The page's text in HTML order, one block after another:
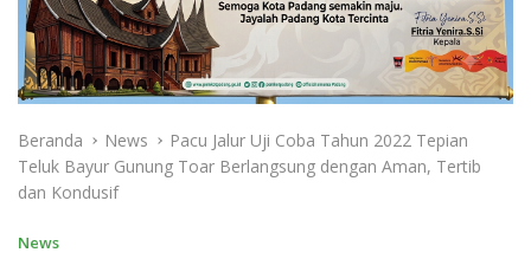
Beranda News
Pacu Jalur Uji Coba Tahun 2022 Tepian
Teluk Bayur Gunung Toar Berlangsung dengan Aman, Tertib
dan Kondusif
News